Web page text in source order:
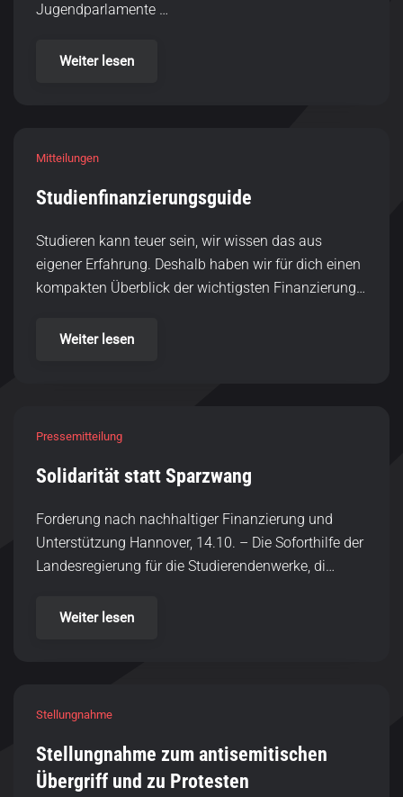
Jugendparlamente …
Weiter lesen
Mitteilungen
Studienfinanzierungsguide
Studieren kann teuer sein, wir wissen das aus
eigener Erfahrung. Deshalb haben wir für dich einen
kompakten Überblick der wichtigsten Finanzierung…
Weiter lesen
Pressemitteilung
Solidarität statt Sparzwang
Forderung nach nachhaltiger Finanzierung und
Unterstützung Hannover, 14.10. – Die Soforthilfe der
Landesregierung für die Studierendenwerke, di…
Weiter lesen
Stellungnahme
Stellungnahme zum antisemitischen
Übergriff und zu Protesten